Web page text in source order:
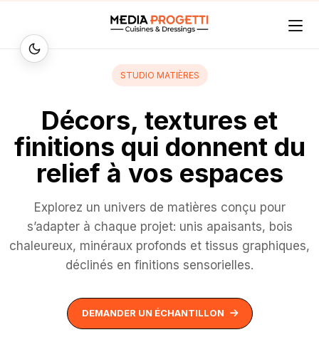
STUDIO MATIÈRES
Décors, textures et
finitions qui donnent du
relief à vos espaces
Explorez un univers de matières conçu pour
s’adapter à chaque projet: unis apaisants, bois
chaleureux, minéraux profonds et tissus graphiques,
déclinés en finitions sensorielles.
DEMANDER UN ÉCHANTILLON